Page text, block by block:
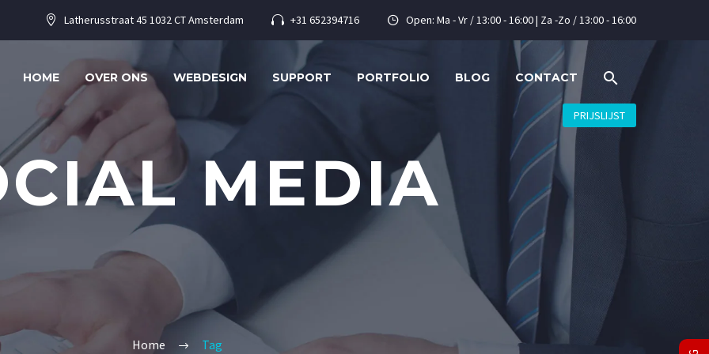

 Latherusstraat 45 1032 CT Amsterdam 
 +31 652394716 
 Open: Ma - Vr / 13:00 - 16:00 | Za -Zo / 13:00 - 16:00
HOME OVER ONS WEBDESIGN SUPPORT PORTFOLIO BLOG CONTACT
PRIJSLIJST
MEDIA
Home Tag